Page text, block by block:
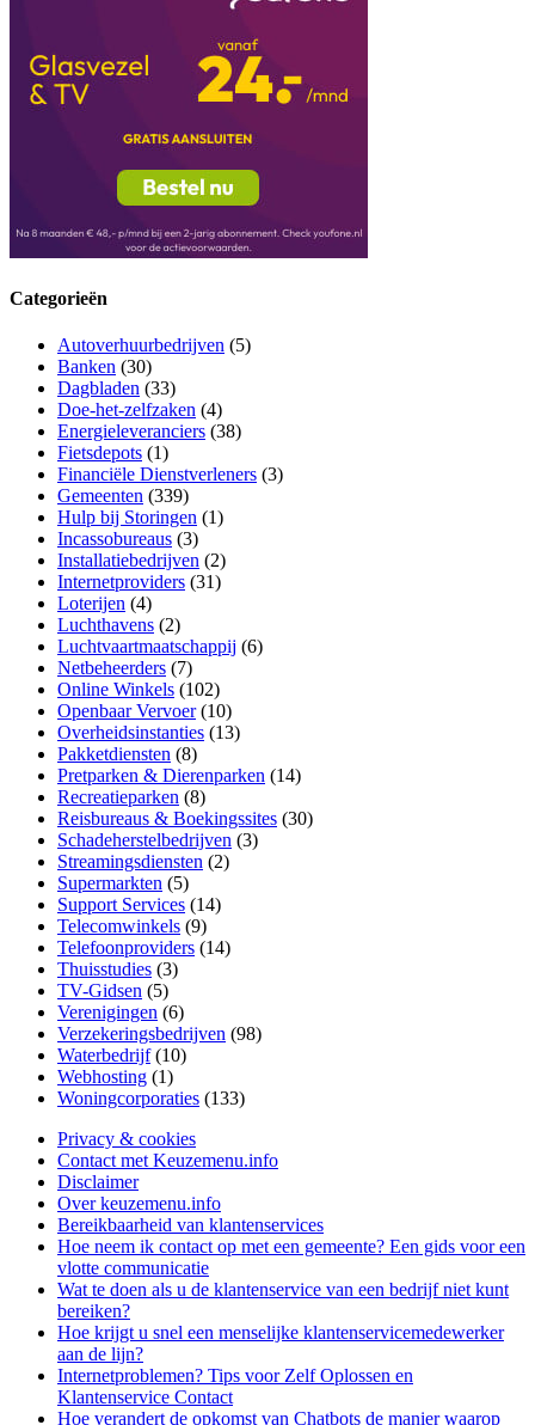
Categorieën
Autoverhuurbedrijven (5)
Banken (30)
Dagbladen (33)
Doe-het-zelfzaken (4)
Energieleveranciers (38)
Fietsdepots (1)
Financiële Dienstverleners (3)
Gemeenten (339)
Hulp bij Storingen (1)
Incassobureaus (3)
Installatiebedrijven (2)
Internetproviders (31)
Loterijen (4)
Luchthavens (2)
Luchtvaartmaatschappij (6)
Netbeheerders (7)
Online Winkels (102)
Openbaar Vervoer(10)
Overheidsinstanties (13)
Pakketdiensten (8)
Pretparken & Dierenparken (14)
Recreatieparken (8)
Reisbureaus & Boekingssites (30)
Schadeherstelbedrijven (3)
Streamingsdiensten (2)
Supermarkten (5)
Support Services (14)
Telecomwinkels (9)
Telefoonproviders (14)
Thuisstudies (3)
TV-Gidsen (5)
Verenigingen (6)
Verzekeringsbedrijven (98)
Waterbedrijf(10)
Webhosting (1)
Woningcorporaties (133)
Privacy & cookies
Contact met Keuzemenu.info
Disclaimer
Over keuzemenu.info
Bereikbaarheid van klantenservices
Hoe neem ik contact op met een gemeente? Een gids voor een
vlotte communicatie
Wat te doen als u de klantenservice van een bedrijf niet kunt
bereiken?
Hoe krijgt u snel een menselijke klantenservicemedewerker
aan de lijn?
Internetproblemen? Tips voor Zelf Oplossen en
Klantenservice Contact
Hoe verandert de opkomst van Chatbots de manier waarop